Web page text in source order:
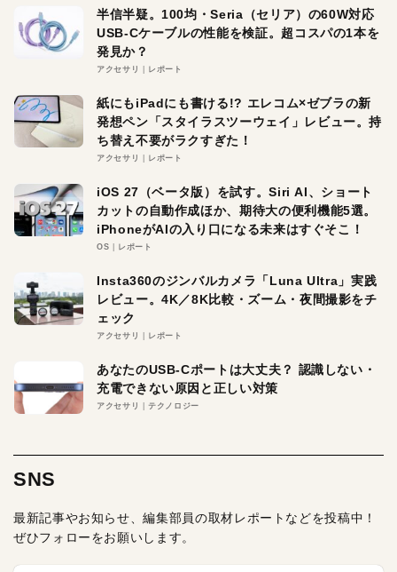
半信半疑。100均・Seria（セリア）の60W対応
USB-Cケーブルの性能を検証。超コスパの1本を
発見か？
アクセサリ レポート
紙にもiPadにも書ける!? エレコム×ゼブラの新
発想ペン「スタイラスツーウェイ」レビュー。持
ち替え不要がラクすぎた！
アクセサリ レポート
iOS 27（ベータ版）を試す。Siri AI、ショート
カットの自動作成ほか、期待大の便利機能5選。
iPhoneがAIの入り口になる未来はすぐそこ！
OS レポート
Insta360のジンバルカメラ「Luna Ultra」実践
レビュー。4K／8K比較・ズーム・夜間撮影をチ
ェック
アクセサリ レポート
あなたのUSB-Cポートは大丈夫？ 認識しない・
充電できない原因と正しい対策
アクセサリ テクノロジー
SNS
最新記事やお知らせ、編集部員の取材レポートなどを投稿中！
ぜひフォローをお願いします。